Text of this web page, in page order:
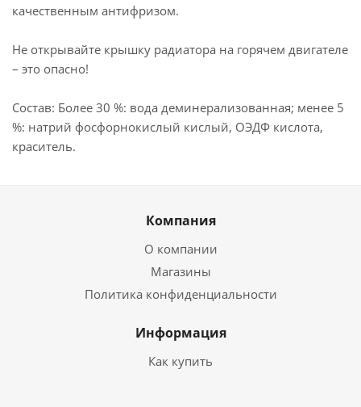
качественным антифризом.
Не открывайте крышку радиатора на горячем двигателе
– это опасно!
Состав: Более 30 %: вода деминерализованная; менее 5
%: натрий фосфорнокислый кислый, ОЭДФ кислота,
краситель.
Компания
О компании
Магазины
Политика конфиденциальности
Информация
Как купить